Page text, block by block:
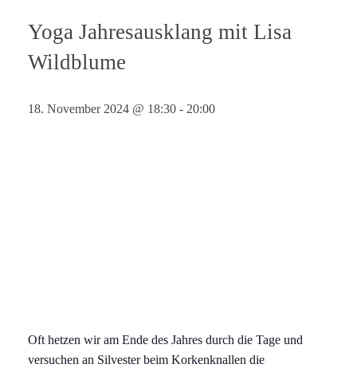
Yoga Jahresausklang mit Lisa
Wildblume
18. November 2024 @ 18:30 - 20:00
Oft hetzen wir am Ende des Jahres durch die Tage und
versuchen an Silvester beim Korkenknallen die